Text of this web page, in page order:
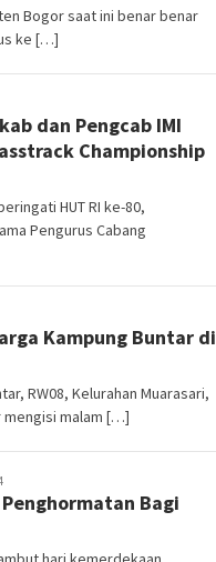
Bogor saat ini benar benar
ke […]
dan Pengcab IMI
Championship
HUT RI ke-80,
Pengurus Cabang
Kampung Buntar di
RW08, Kelurahan Muarasari,
mengisi malam […]
Bagi